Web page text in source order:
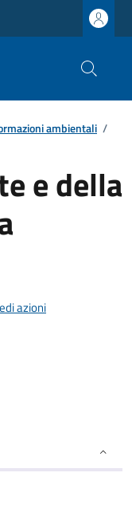
ambientali /
e della
azioni